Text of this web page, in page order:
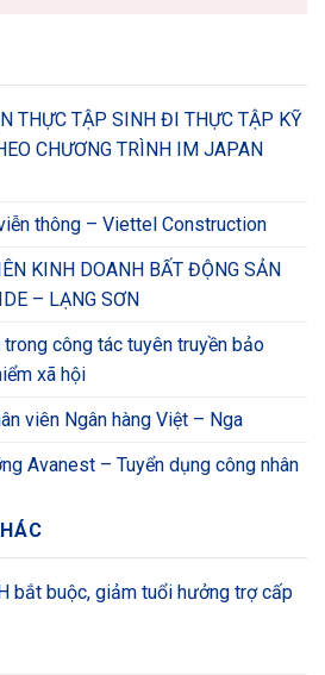
THỰC TẬP SINH ĐI THỰC TẬP KỸ
CHƯƠNG TRÌNH IM JAPAN
thông – Viettel Construction
KINH DOANH BẤT ĐỘNG SẢN
– LẠNG SƠN
công tác tuyên truyền bảo
xã hội
viên Ngân hàng Việt – Nga
Avanest – Tuyển dụng công nhân
bắt buộc, giảm tuổi hưởng trợ cấp